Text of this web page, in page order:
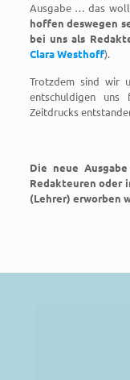
Ausgabe … das
hoffen deswegen
bei uns als
Clara Westhoff).
Trotzdem sind wir
entschuldigen
Zeitdrucks
Die neue
Redakteuren oder
(Lehrer) erworben